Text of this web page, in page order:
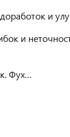
и
и
Фух…